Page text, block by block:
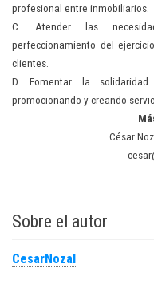
profesional entre inmobiliarios.
C. Atender las
perfeccionamiento del
clientes.
D. Fomentar la
promocionando y creando
César
Sobre el autor
CesarNozal